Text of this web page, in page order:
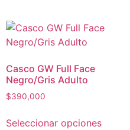
Casco GW Full Face
Negro/Gris Adulto
$390,000
Seleccionar opciones